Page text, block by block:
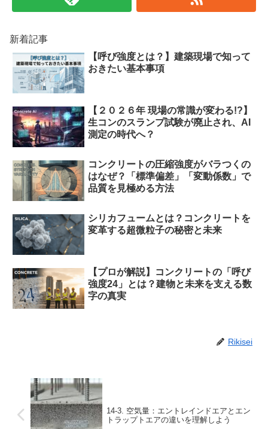
新着記事
【呼び強度とは？】建築現場で知って
おきたい基本事項
【２０２６年 現場の常識が変わる!?】
生コンのスランプ試験が廃止され、AI
測定の時代へ？
コンクリートの圧縮強度がバラつくの
はなぜ？「標準偏差」「変動係数」で
品質を見極める方法
シリカフュームとは？コンクリートを
変革する超微粒子の秘密と未来
【プロが解説】コンクリートの「呼び
強度24」とは？建物と未来を支える数
字の真実
Rikisei
14-3. 空気量：エントレインドエアとエン
トラップトエアの違いを理解しよう